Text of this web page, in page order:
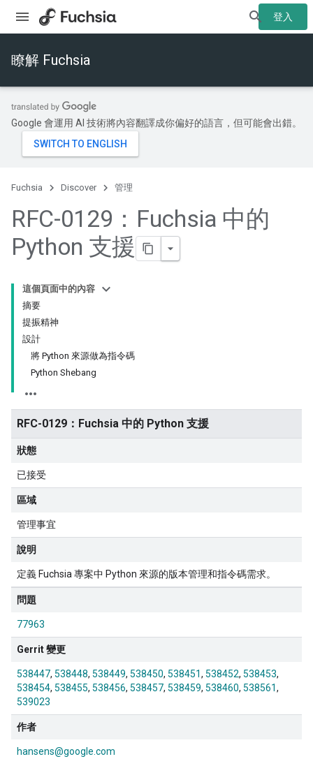
登入
瞭解 Fuchsia
Google 會運用 AI 技術將內容翻譯成你偏好的語言，但可能會出錯。
Fuchsia Discover 管理
RFC-0129：Fuchsia 中的
Python 支援
這個頁面中的內容
摘要
提振精神
設計
將 Python 來源做為指令碼
Python Shebang
RFC-0129：Fuchsia 中的 Python 支援
狀態
已接受
區域
管理事宜
說明
定義 Fuchsia 專案中 Python 來源的版本管理和指令碼需求。
問題
77963
Gerrit 變更
538447 538448 538449 538450 538451 538452 538453
538454 538455 538456 538457 538459 538460 538561
539023
作者
hansens@google.com